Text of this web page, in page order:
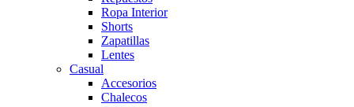
Ropa Interior
Shorts
Zapatillas
Lentes
Casual
Accesorios
Chalecos